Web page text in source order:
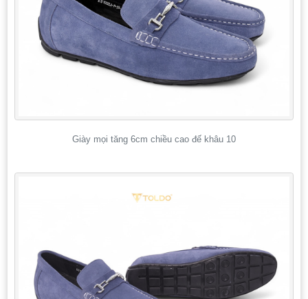
Giày mọi tăng 6cm chiều cao đế khâu 10